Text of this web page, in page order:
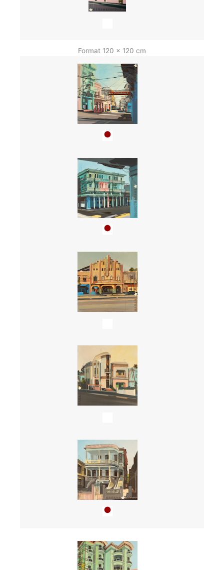
Format 120 x 120 cm